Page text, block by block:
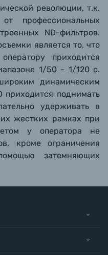
революции, т.к.
профессиональных
ND-фильтров.
является то, что
приходится
1/50 - 1/120 с.
динамическим
приходится поднимать
удерживать в
жестких рамках при
у оператора не
кроме ограничения
затемняющих